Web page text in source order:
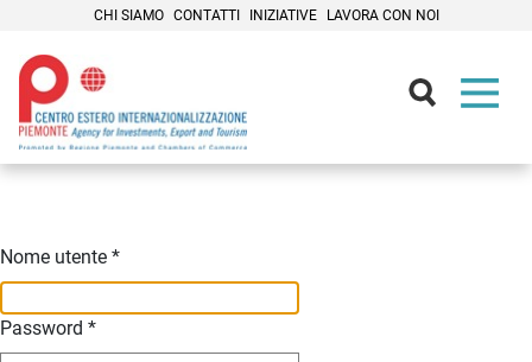
CHI SIAMO CONTATTI INIZIATIVE LAVORA CON NOI
Nome utente *
Password *